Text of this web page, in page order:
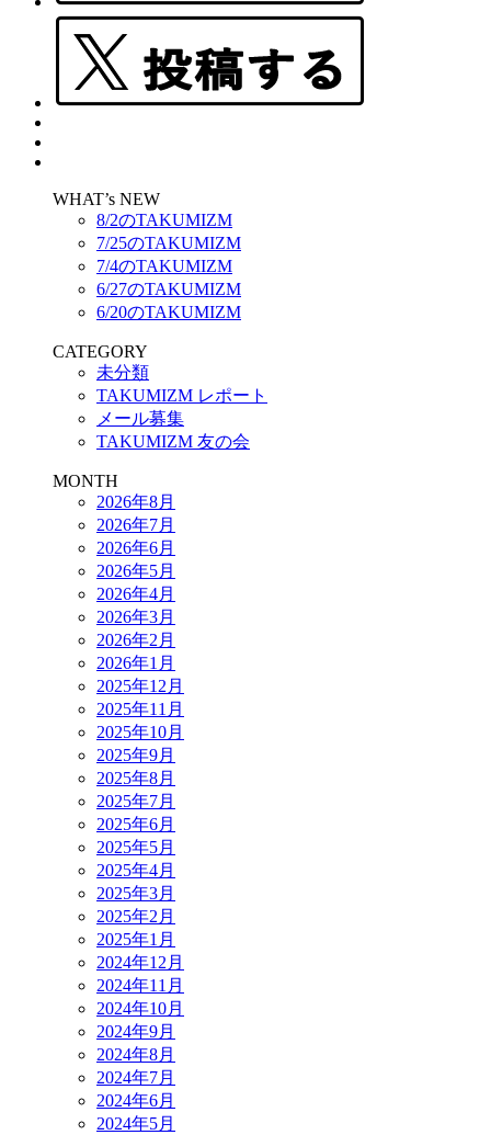
WHAT’s NEW
8/2のTAKUMIZM
7/25のTAKUMIZM
7/4のTAKUMIZM
6/27のTAKUMIZM
6/20のTAKUMIZM
CATEGORY
未分類
TAKUMIZM レポート
メール募集
TAKUMIZM 友の会
MONTH
2026年8月
2026年7月
2026年6月
2026年5月
2026年4月
2026年3月
2026年2月
2026年1月
2025年12月
2025年11月
2025年10月
2025年9月
2025年8月
2025年7月
2025年6月
2025年5月
2025年4月
2025年3月
2025年2月
2025年1月
2024年12月
2024年11月
2024年10月
2024年9月
2024年8月
2024年7月
2024年6月
2024年5月